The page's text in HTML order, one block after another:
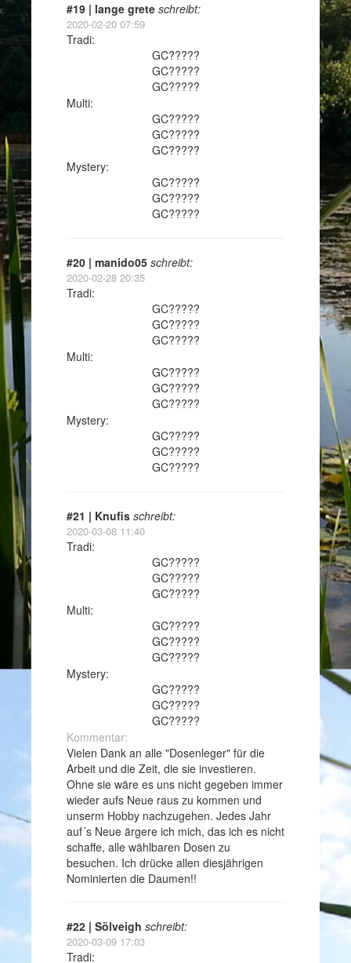
#19 | lange grete schreibt:
2020-02-20 07:59
Tradi:
GC?????
GC?????
GC?????
Multi:
GC?????
GC?????
GC?????
Mystery:
GC?????
GC?????
GC?????
#20 | manido05 schreibt:
2020-02-28 20:35
Tradi:
GC?????
GC?????
GC?????
Multi:
GC?????
GC?????
GC?????
Mystery:
GC?????
GC?????
GC?????
#21 | Knufis schreibt:
2020-03-08 11:40
Tradi:
GC?????
GC?????
GC?????
Multi:
GC?????
GC?????
GC?????
Mystery:
GC?????
GC?????
GC?????
Kommentar:
Vielen Dank an alle "Dosenleger" für die
Arbeit und die Zeit, die sie investieren.
Ohne sie wäre es uns nicht gegeben immer
wieder aufs Neue raus zu kommen und
unserm Hobby nachzugehen. Jedes Jahr
auf´s Neue ärgere ich mich, das ich es nicht
schaffe, alle wählbaren Dosen zu
besuchen. Ich drücke allen diesjährigen
Nominierten die Daumen!!
#22 | Sölveigh schreibt:
2020-03-09 17:03
Tradi: